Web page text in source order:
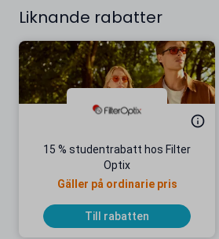
Liknande rabatter
15 % studentrabatt hos Filter
Optix
Gäller på ordinarie pris
Till rabatten